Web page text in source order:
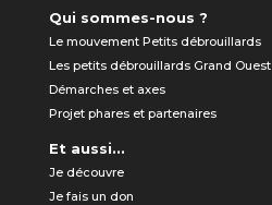
Qui sommes-nous ?
Le mouvement Petits débrouillards
Les petits débrouillards Grand Ouest
Démarches et axes
Projet phares et partenaires
Et aussi...
Je découvre
Je fais un don